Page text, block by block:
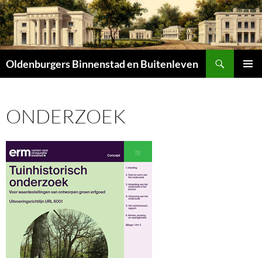
Oldenburgers Binnenstad en Buitenleven
ONDERZOEK